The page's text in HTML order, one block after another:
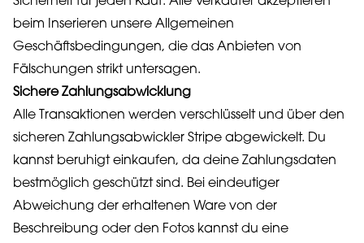
beim Inserieren unsere Allgemeinen
Geschäftsbedingungen, die das Anbieten von
Fälschungen strikt untersagen.
Sichere Zahlungsabwicklung
Alle Transaktionen werden verschlüsselt und über den
sicheren Zahlungsabwickler Stripe abgewickelt. Du
kannst beruhigt einkaufen, da deine Zahlungsdaten
bestmöglich geschützt sind. Bei eindeutiger
Abweichung der erhaltenen Ware von der
Beschreibung oder den Fotos kannst du eine